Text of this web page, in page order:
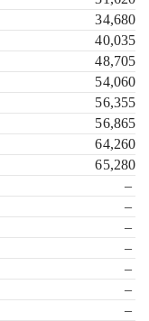
34,680
40,035
48,705
54,060
56,355
56,865
64,260
65,280
–
–
–
–
–
–
–